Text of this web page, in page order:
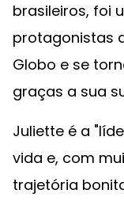
brasileiros, foi
protagonistas
Globo e se
graças a sua
Juliette é a
vida e, com
trajetória